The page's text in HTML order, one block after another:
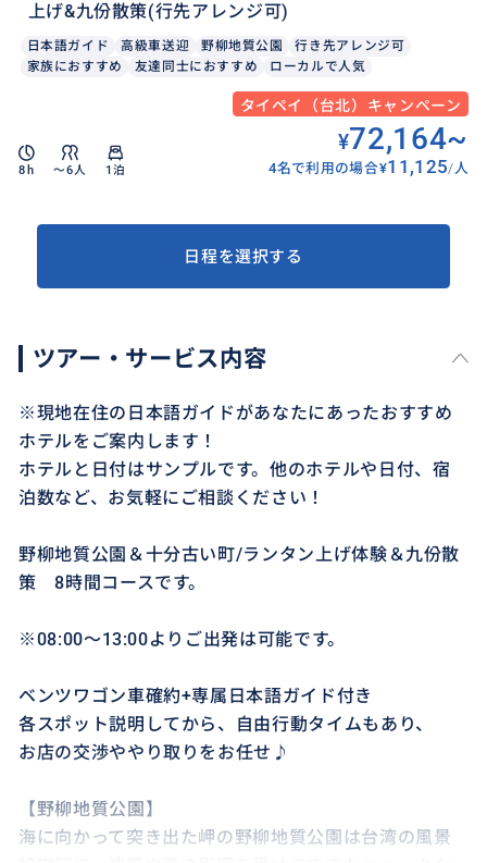
上げ&九份散策(行先アレンジ可)
日本語ガイド 高級車送迎 野柳地質公園
行き先アレンジ可
家族におすすめ
友達同士におすすめ ローカルで人気
タイペイ（台北）キャンペーン
8h 〜6人 1泊
¥72,164~
4名で利用の場合¥11,125/人
日程を選択する
ツアー・サービス内容
※現地在住の日本語ガイドがあなたにあったおすすめ
ホテルをご案内します！
ホテルと日付はサンプルです。他のホテルや日付、宿
泊数など、お気軽にご相談ください！
野柳地質公園＆十分古い町/ランタン上げ体験＆九份散
策 8時間コースです。
※08:00～13:00よりご出発は可能です。
ベンツワゴン車確約+専属日本語ガイド付き
各スポット説明してから、自由行動タイムもあり、
お店の交渉ややり取りをお任せ♪
【野柳地質公園】
海に向かって突き出た岬の野柳地質公園は台湾の風景